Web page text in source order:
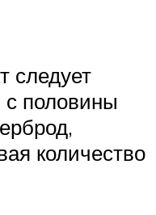
следует
с половины
количество